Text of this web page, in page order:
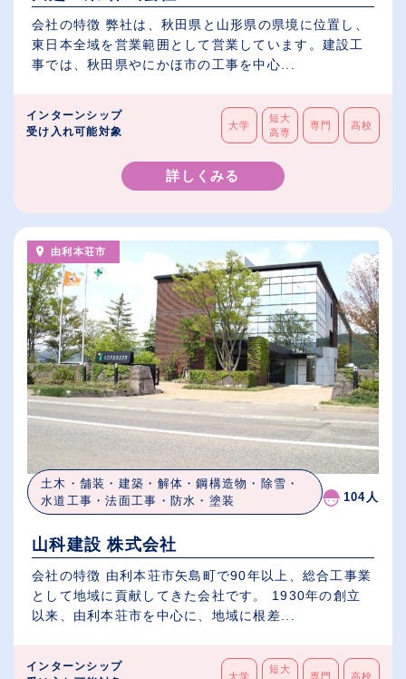
会社の特徴 弊社は、秋田県と山形県の県境に位置し、
東日本全域を営業範囲として営業しています。建設工
事では、秋田県やにかほ市の工事を中心...
インターンシップ
受け入れ可能対象
大学
短大
高専
専門 高校
詳しくみる
由利本荘市
土木・舗装・建築・解体・鋼構造物・除雪・
水道工事・法面工事・防水・塗装
104人
山科建設 株式会社
会社の特徴 由利本荘市矢島町で90年以上、総合工事業
として地域に貢献してきた会社です。 1930年の創立
以来、由利本荘市を中心に、地域に根差...
インターンシップ
大学
短大
専門 高校